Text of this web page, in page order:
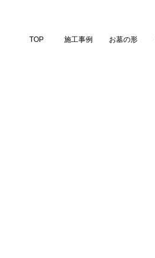
TOP 施工事例 お墓の形